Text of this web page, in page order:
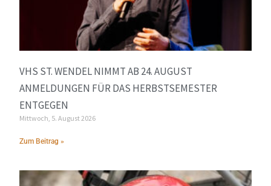
VHS ST. WENDEL NIMMT AB 24. AUGUST
ANMELDUNGEN FÜR DAS HERBSTSEMESTER
ENTGEGEN
Mittwoch, 5. August 2026
Zum Beitrag »